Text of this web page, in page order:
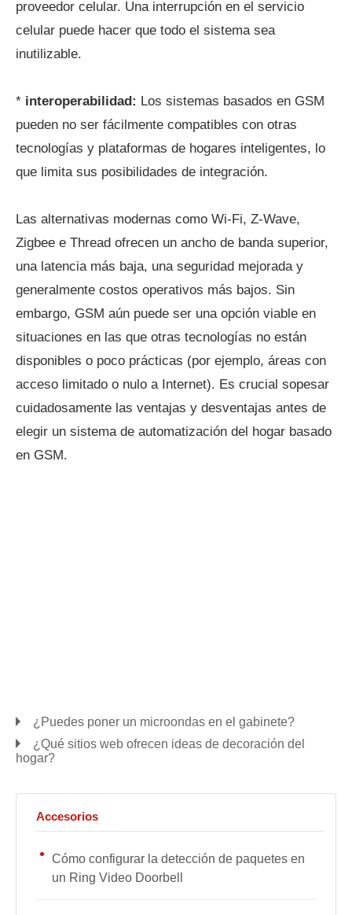
proveedor celular. Una interrupción en el servicio
celular puede hacer que todo el sistema sea
inutilizable.
* interoperabilidad: Los sistemas basados en GSM
pueden no ser fácilmente compatibles con otras
tecnologías y plataformas de hogares inteligentes, lo
que limita sus posibilidades de integración.
Las alternativas modernas como Wi-Fi, Z-Wave,
Zigbee e Thread ofrecen un ancho de banda superior,
una latencia más baja, una seguridad mejorada y
generalmente costos operativos más bajos. Sin
embargo, GSM aún puede ser una opción viable en
situaciones en las que otras tecnologías no están
disponibles o poco prácticas (por ejemplo, áreas con
acceso limitado o nulo a Internet). Es crucial sopesar
cuidadosamente las ventajas y desventajas antes de
elegir un sistema de automatización del hogar basado
en GSM.
¿Puedes poner un microondas en el gabinete?
¿Qué sitios web ofrecen ideas de decoración del
hogar?
Accesorios
Cómo configurar la detección de paquetes en
un Ring Video Doorbell